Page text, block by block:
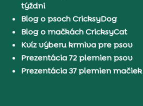
týždni
Blog o psoch CricksyDog
Blog o mačkách CricksyCat
Kvíz výberu krmiva pre psov
Prezentácia 72 plemien psov
Prezentácia 37 plemien mačiek